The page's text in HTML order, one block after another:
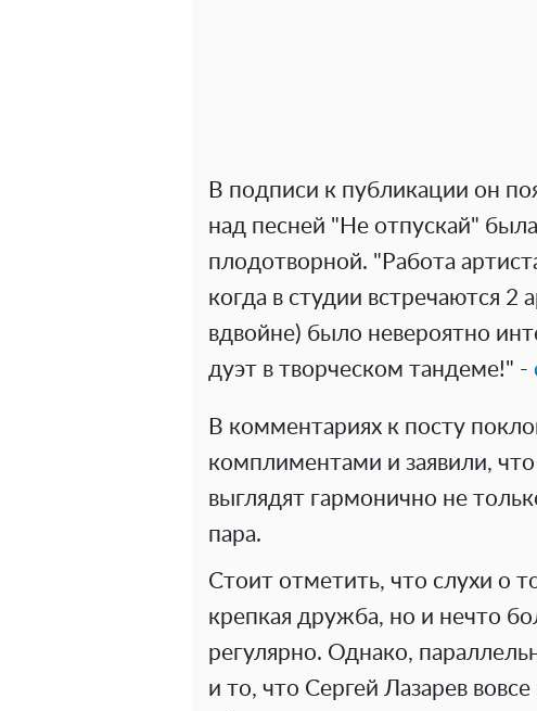
В подписи к публикации он
над песней "Не отпускай"
плодотворной. "Работа
когда в студии встречаются 2
вдвойне) было невероятно
дуэт в творческом тандеме!" -
В комментариях к посту
комплиментами и заявили,
выглядят гармонично не
пара.
Стоит отметить, что слухи о
крепкая дружба, но и нечто
регулярно. Однако,
и то, что Сергей Лазарев